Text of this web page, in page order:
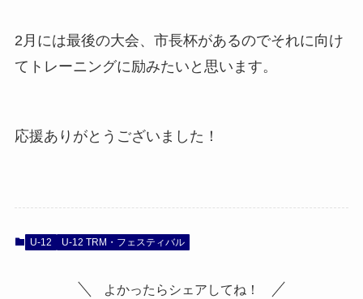
2月には最後の大会、市長杯があるのでそれに向け
てトレーニングに励みたいと思います。
応援ありがとうございました！
U-12 U-12 TRM・フェスティバル
よかったらシェアしてね！